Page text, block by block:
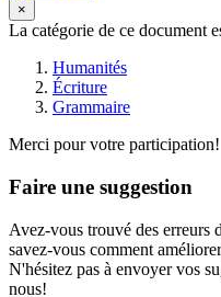
×
La catégorie de ce document
Humanités
Écriture
Grammaire
Merci pour votre participation!
Faire une suggestion
Avez-vous trouvé des erreurs
savez-vous comment
N'hésitez pas à envoyer vos
nous!